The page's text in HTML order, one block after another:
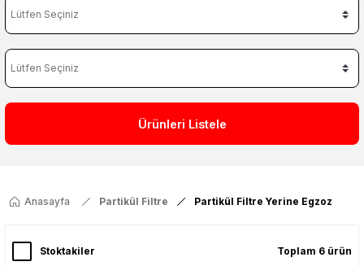
Ürünleri Listele
Anasayfa Partikül Filtre Partikül Filtre Yerine Egzoz
Stoktakiler Toplam 6 ürün